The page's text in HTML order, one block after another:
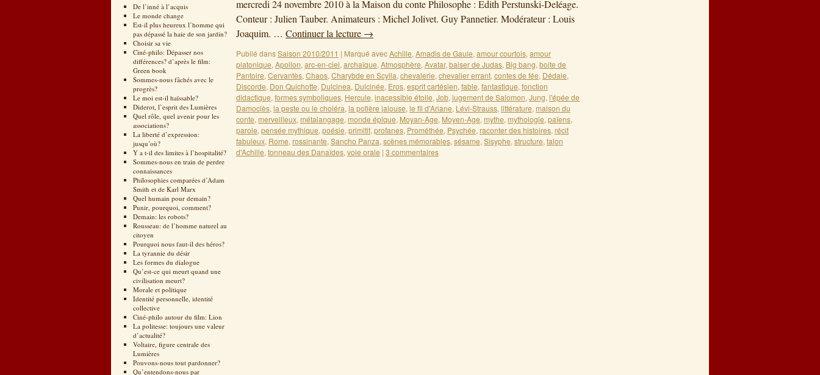
De l’inné à l’acquis
Le monde change
Est-il plus heureux l’homme qui
pas dépassé la haie de son jardin?
Choisir sa vie
Ciné-philo: Dépasser nos
différences? d’après le film:
Green book
Sommes-nous fâchés avec le
progrès?
Le moi est-il haïssable?
Diderot, l’esprit des Lumières
Quel rôle, quel avenir pour les
associations?
La liberté d’expression:
jusqu’où?
Y a t-il des limites à l’hospitalité?
Sommes-nous en train de perdre
connaissances
Philosophies comparées d’Adam
Smith et de Karl Marx
Quel humain pour demain?
Punir, pourquoi, comment?
Demain: les robots?
Rousseau: de l’homme naturel au
citoyen
Pourquoi nous faut-il des héros?
La tyrannie du désir
Les formes du dialogue
Qu’est-ce qui meurt quand une
civilisation meurt?
Morale et politique
Identité personnelle, identité
collective
Ciné-philo autour du film: Lion
La politesse: toujours une valeur
d’actualité?
Voltaire, figure centrale des
Lumières
Pouvons-nous tout pardonner?
Qu’entendons-nous par
mercredi 24 novembre 2010 à la Maison du conte Philosophe : Edith Perstunski-Deléage.
Conteur : Julien Tauber. Animateurs : Michel Jolivet. Guy Pannetier. Modérateur : Louis
Joaquim. … Continuer la lecture →
Publié dansSaison 2010/2011 | Marqué avecAchille, Amadis de Gaule, amour courtois, amour
platonique, Apollon, arc-en-ciel, archaïque, Atmosphère, Avatar, baiser de Judas, Big bang, boite de
Pantoire, Cervantès, Chaos, Charybde en Scylla, chevalerie, chevalier errant, contes de fée, Dédale,
Discorde, Don Quichotte, Dulcinea, Dulcinée, Eros, esprit cartésien, fable, fantastique, fonction
didactique, formes symboliques, Hercule, inacessible étoile, Job, jugement de Salomon, Jung, l'épée de
Damoclès, la peste ou le choléra, la potière jalouse, le fil d'Ariane, Lévi-Strauss, littérature, maison du
conte, merveilleux, métalangage, monde épique, Moyan-Age, Moyen-Age, mythe, mythologie, païens,
parole, pensée mythique, poésie, primitif, profanes, Prométhée, Psychée, raconter des histoires, récit
fabuleux, Rome, rossinante, Sancho Panza, scènes mémorables, sésame, Sisyphe, structure, talon
d'Achille, tonneau des Danaïdes, voie orale | 3 commentaires